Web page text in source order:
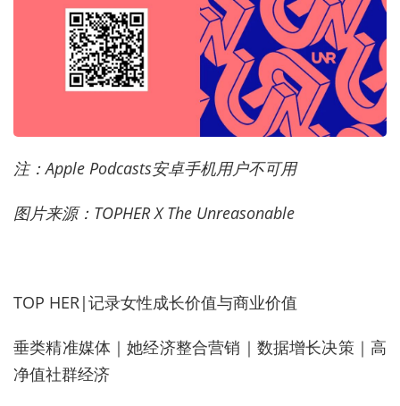
注：Apple Podcasts安卓手机用户不可用
图片来源：TOPHER X The Unreasonable
TOP HER|记录女性成长价值与商业价值
垂类精准媒体｜她经济整合营销｜数据增长决策｜高
净值社群经济